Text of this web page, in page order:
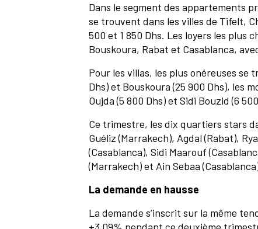
Dans le segment des appartements
se trouvent dans les villes de Tifelt,
500 et 1 850 Dhs. Les loyers les plus
Bouskoura, Rabat et Casablanca,
Pour les villas, les plus onéreuses se
Dhs) et Bouskoura (25 900 Dhs), les
Oujda (5 800 Dhs) et Sidi Bouzid (6
Ce trimestre, les dix quartiers stars
Guéliz (Marrakech), Agdal (Rabat),
(Casablanca), Sidi Maarouf
(Marrakech) et Ain Sebaa
La demande en hausse
La demande s’inscrit sur la même